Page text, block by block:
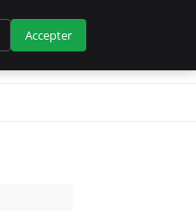
Accepter